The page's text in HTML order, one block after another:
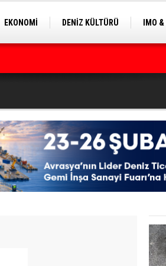
EKONOMİ DENİZ KÜLTÜRÜ
IMO